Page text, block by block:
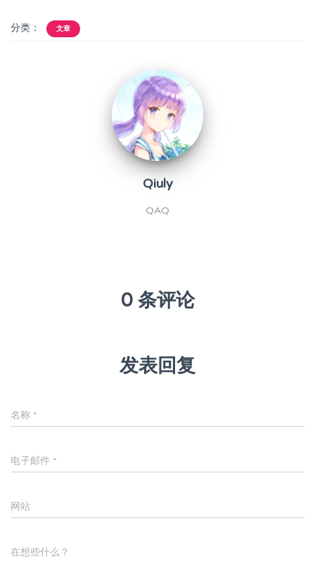
分类： 文章
Qiuly
QAQ
0 条评论
发表回复
名称 *
电子邮件 *
网站
在想些什么？